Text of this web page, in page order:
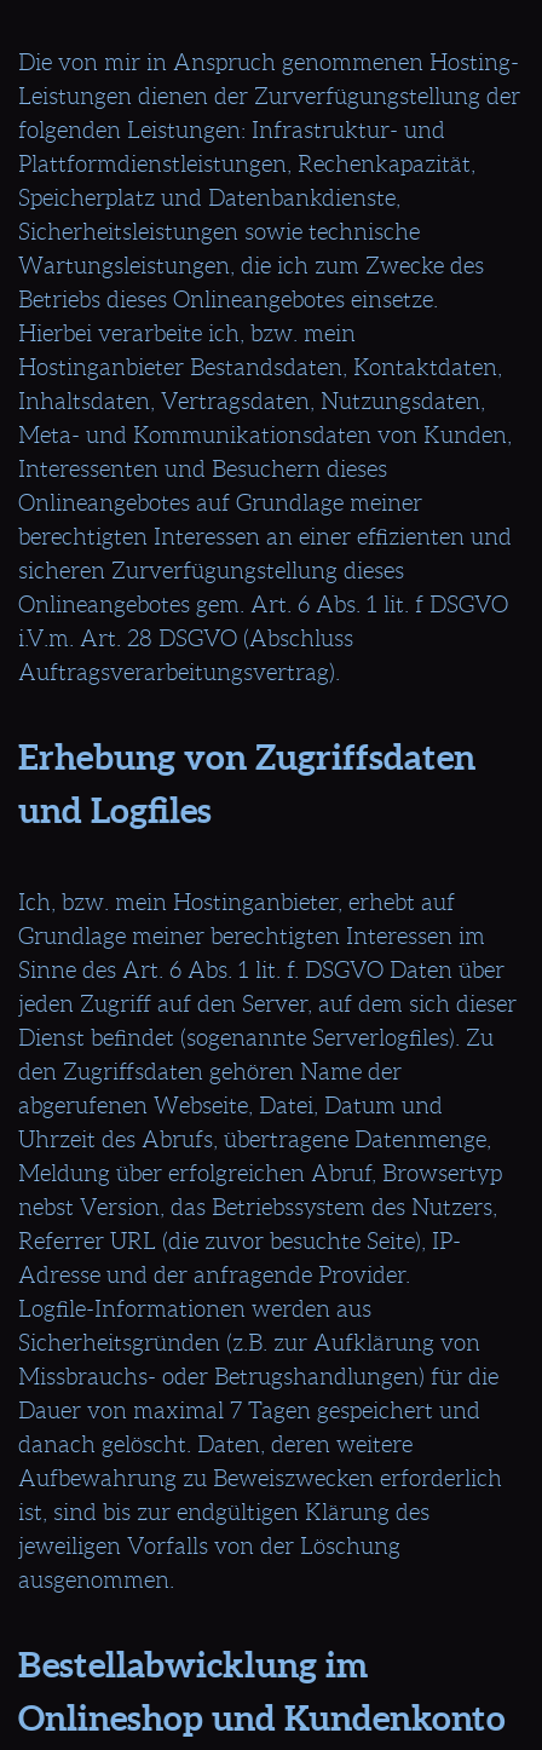
Die von mir in Anspruch genommenen Hosting-
Leistungen dienen der Zurverfügungstellung der
folgenden Leistungen: Infrastruktur- und
Plattformdienstleistungen, Rechenkapazität,
Speicherplatz und Datenbankdienste,
Sicherheitsleistungen sowie technische
Wartungsleistungen, die ich zum Zwecke des
Betriebs dieses Onlineangebotes einsetze.
Hierbei verarbeite ich, bzw. mein
Hostinganbieter Bestandsdaten, Kontaktdaten,
Inhaltsdaten, Vertragsdaten, Nutzungsdaten,
Meta- und Kommunikationsdaten von Kunden,
Interessenten und Besuchern dieses
Onlineangebotes auf Grundlage meiner
berechtigten Interessen an einer effizienten und
sicheren Zurverfügungstellung dieses
Onlineangebotes gem. Art. 6 Abs. 1 lit. f DSGVO
i.V.m. Art. 28 DSGVO (Abschluss
Auftragsverarbeitungsvertrag).
Erhebung von Zugriffsdaten
und Logfiles
Ich, bzw. mein Hostinganbieter, erhebt auf
Grundlage meiner berechtigten Interessen im
Sinne des Art. 6 Abs. 1 lit. f. DSGVO Daten über
jeden Zugriff auf den Server, auf dem sich dieser
Dienst befindet (sogenannte Serverlogfiles). Zu
den Zugriffsdaten gehören Name der
abgerufenen Webseite, Datei, Datum und
Uhrzeit des Abrufs, übertragene Datenmenge,
Meldung über erfolgreichen Abruf, Browsertyp
nebst Version, das Betriebssystem des Nutzers,
Referrer URL (die zuvor besuchte Seite), IP-
Adresse und der anfragende Provider.
Logfile-Informationen werden aus
Sicherheitsgründen (z.B. zur Aufklärung von
Missbrauchs- oder Betrugshandlungen) für die
Dauer von maximal 7 Tagen gespeichert und
danach gelöscht. Daten, deren weitere
Aufbewahrung zu Beweiszwecken erforderlich
ist, sind bis zur endgültigen Klärung des
jeweiligen Vorfalls von der Löschung
ausgenommen.
Bestellabwicklung im
Onlineshop und Kundenkonto